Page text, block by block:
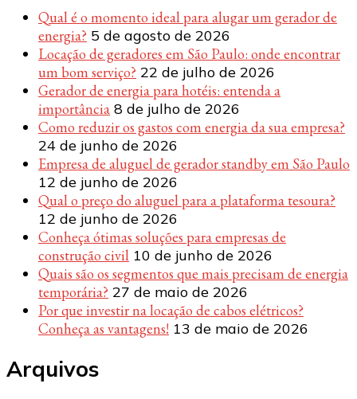
Qual é o momento ideal para alugar um gerador de
energia? 5 de agosto de 2026
Locação de geradores em São Paulo: onde encontrar
um bom serviço? 22 de julho de 2026
Gerador de energia para hotéis: entenda a
importância 8 de julho de 2026
Como reduzir os gastos com energia da sua empresa?
24 de junho de 2026
Empresa de aluguel de gerador standby em São Paulo
12 de junho de 2026
Qual o preço do aluguel para a plataforma tesoura?
12 de junho de 2026
Conheça ótimas soluções para empresas de
construção civil 10 de junho de 2026
Quais são os segmentos que mais precisam de energia
temporária? 27 de maio de 2026
Por que investir na locação de cabos elétricos?
Conheça as vantagens! 13 de maio de 2026
Arquivos